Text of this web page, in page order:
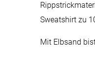
Sweatshirt zu
Mit Elbsand